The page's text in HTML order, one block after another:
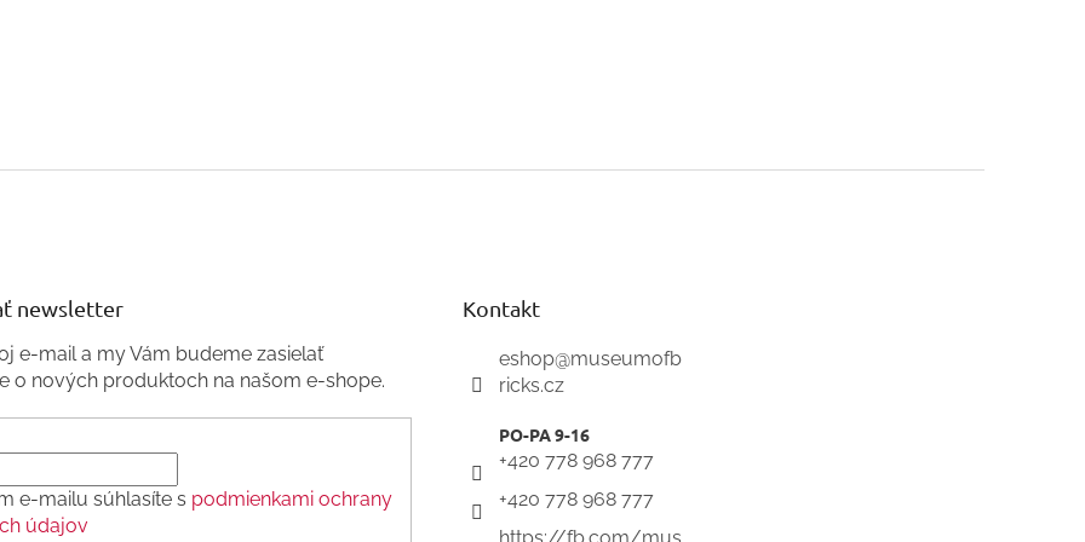
newsletter
e-mail a my Vám budeme zasielať
o nových produktoch na našom e-shope.
e-mailu súhlasíte s podmienkami ochrany
údajov
Kontakt
eshop@museumofb
ricks.cz
+420 778 968 777
+420 778 968 777